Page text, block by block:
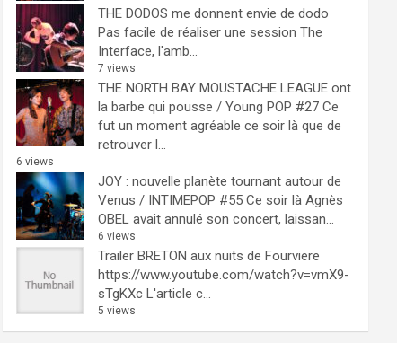
THE DODOS me donnent envie de dodo
Pas facile de réaliser une session The
Interface, l'amb...
7 views
THE NORTH BAY MOUSTACHE LEAGUE ont
la barbe qui pousse / Young POP #27 Ce
fut un moment agréable ce soir là que de
retrouver l...
6 views
JOY : nouvelle planète tournant autour de
Venus / INTIMEPOP #55 Ce soir là Agnès
OBEL avait annulé son concert, laissan...
6 views
Trailer BRETON aux nuits de Fourviere
https://www.youtube.com/watch?v=vmX9-
sTgKXc L'article c...
5 views